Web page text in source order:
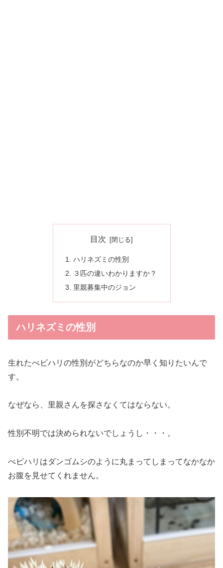
目次
ハリネズミの性別
３匹の違いわかりますか？
里親募集中のジョン
ハリネズミの性別
生れたべビハリの性別がどちらなのか早く知りたいんで
す。
なぜなら、里親さんを探さなくてはならない。
性別不明では決められないでしょうし・・・。
べビハリはダンゴムシのように丸まってしまってなかなか
お腹を見せてくれません。